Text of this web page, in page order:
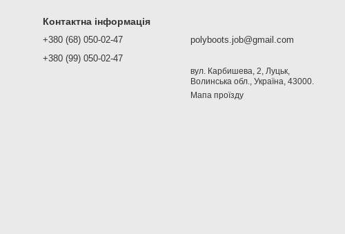
Контактна інформація
+380 (68) 050-02-47
+380 (99) 050-02-47
polyboots.job@gmail.com
вул. Карбишева, 2, Луцьк,
Волинська обл., Україна, 43000.
Мапа проїзду